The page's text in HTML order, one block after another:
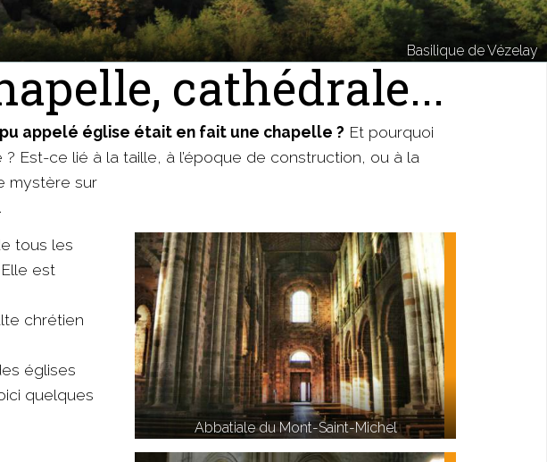
cathédrale...
appelé église était en fait une chapelle ? Et pourquoi
Est-ce lié à la taille, à l’époque de construction, ou à la
mystère sur
.
tous les
est
chrétien
églises
quelques
Abbatiale du Mont-Saint-Michel
Basilique de Vézelay